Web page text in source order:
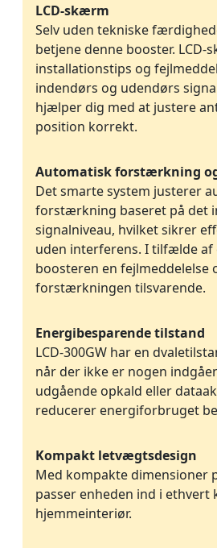
LCD-skærm
Selv uden tekniske
betjene denne booster.
installationstips og
indendørs og udendørs
hjælper dig med at justere
position korrekt.
Automatisk forstærkning
Det smarte system justerer
forstærkning baseret på det
signalniveau, hvilket sikrer
uden interferens. I tilfælde af
boosteren en fejlmeddelelse
forstærkningen tilsvarende.
Energibesparende tilstand
LCD-300GW har en
når der ikke er nogen
udgående opkald eller
reducerer energiforbruget
Kompakt letvægtsdesign
Med kompakte dimensioner
passer enheden ind i ethvert
hjemmeinteriør.